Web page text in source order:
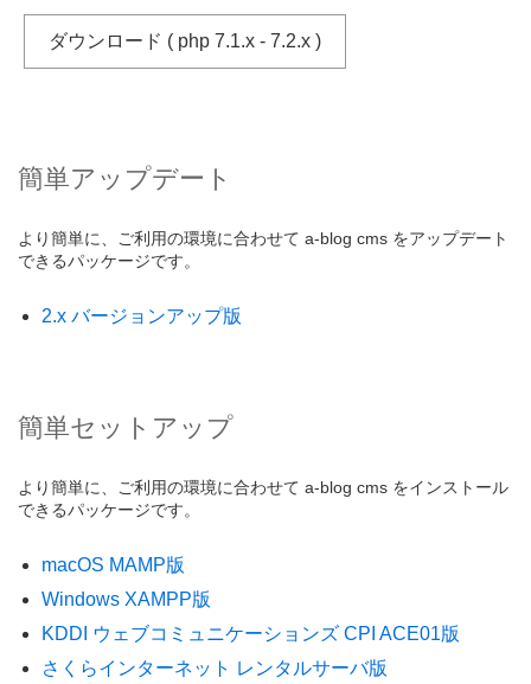
ダウンロード ( php 7.1.x - 7.2.x )
簡単アップデート
より簡単に、ご利用の環境に合わせて a-blog cms をアップデート
できるパッケージです。
2.x バージョンアップ版
簡単セットアップ
より簡単に、ご利用の環境に合わせて a-blog cms をインストール
できるパッケージです。
macOS MAMP版
Windows XAMPP版
KDDI ウェブコミュニケーションズ CPI ACE01版
さくらインターネット レンタルサーバ版